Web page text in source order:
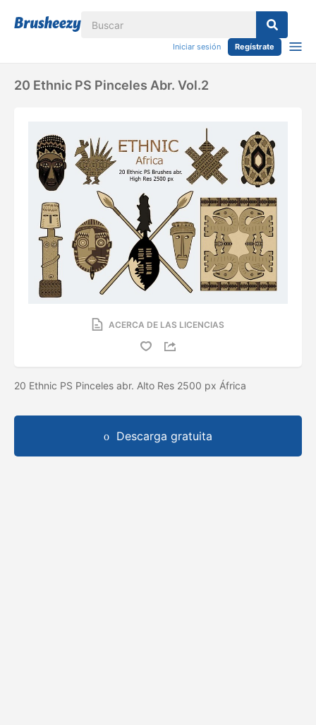
Iniciar sesión Regístrate
20 Ethnic PS Pinceles Abr. Vol.2
ACERCA DE LAS LICENCIAS
20 Ethnic PS Pinceles abr. Alto Res 2500 px África
Descarga gratuita